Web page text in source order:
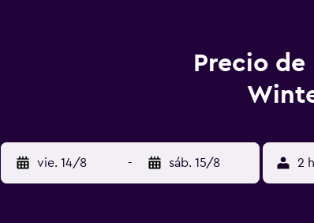
el check-out. Se cobra un cargo no fijo por check-in
posible que los impuestos no estén incluidos.
22:00 La Edad minima de Checkin 18 Este
autoridades gubernamentales, y una tarjeta de
Las solicitudes especiales no se pueden garantizar.
adicionales. Esta propiedad acepta tarjetas de
Precio
vie. 14/8 - sáb. 15/8 2